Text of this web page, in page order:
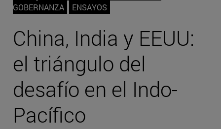
GOBERNANZA
ENSAYOS
China, India y EEUU:
el triángulo del
desafío en el Indo-
Pacífico